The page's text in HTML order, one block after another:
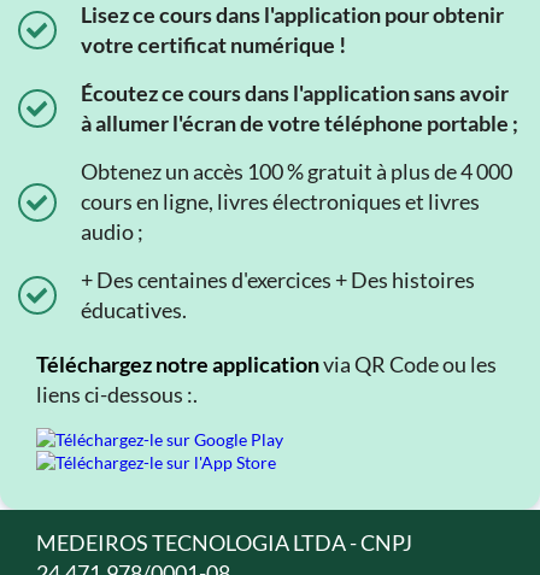
Lisez ce cours dans l'application pour obtenir
votre certificat numérique !
Écoutez ce cours dans l'application sans avoir
à allumer l'écran de votre téléphone portable ;
Obtenez un accès 100 % gratuit à plus de 4 000
cours en ligne, livres électroniques et livres
audio ;
+ Des centaines d'exercices + Des histoires
éducatives.
Téléchargez notre applicationvia QR Code ou les
liens ci-dessous :.
MEDEIROS TECNOLOGIA LTDA - CNPJ